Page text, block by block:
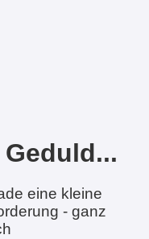
eine kleine
- ganz